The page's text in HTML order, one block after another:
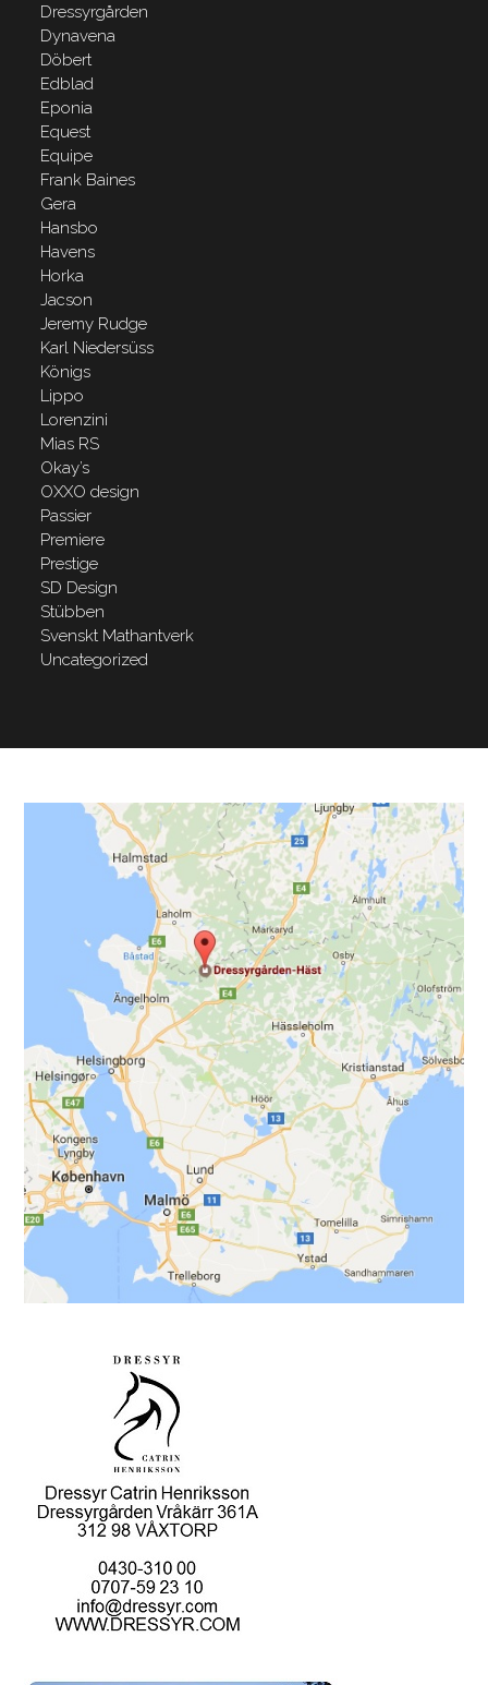
Dressyrgården
Dynavena
Döbert
Edblad
Eponia
Equest
Equipe
Frank Baines
Gera
Hansbo
Havens
Horka
Jacson
Jeremy Rudge
Karl Niedersüss
Königs
Lippo
Lorenzini
Mias RS
Okay’s
OXXO design
Passier
Premiere
Prestige
SD Design
Stübben
Svenskt Mathantverk
Uncategorized